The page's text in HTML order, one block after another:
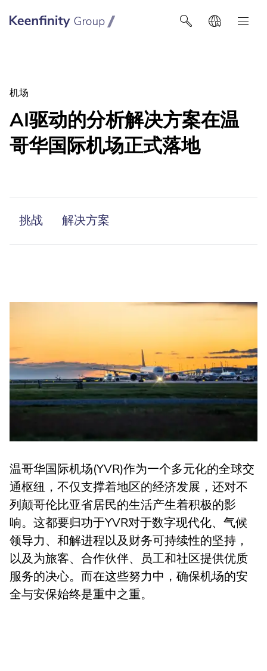
Keenfinity Group智慧建築技術
机场
AI驱动的分析解决方案在温
哥华国际机场正式落地
挑战 解决方案
温哥华国际机场(YVR)作为一个多元化的全球交
通枢纽，不仅支撑着地区的经济发展，还对不
列颠哥伦比亚省居民的生活产生着积极的影
响。这都要归功于YVR对于数字现代化、气候
领导力、和解进程以及财务可持续性的坚持，
以及为旅客、合作伙伴、员工和社区提供优质
服务的决心。而在这些努力中，确保机场的安
全与安保始终是重中之重。